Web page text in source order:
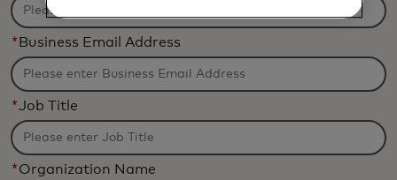
*Business Email Address
*Job Title
*Organization Name